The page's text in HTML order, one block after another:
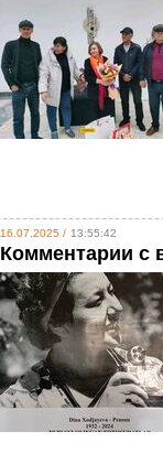
16.07.2025 / 13:55:42
Комментарии с